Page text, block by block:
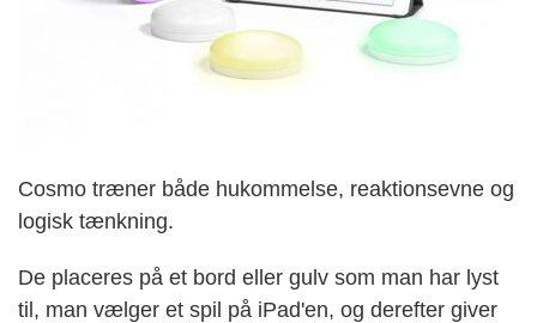
Cosmo træner både hukommelse, reaktionsevne og
logisk tænkning.
De placeres på et bord eller gulv som man har lyst
til, man vælger et spil på iPad'en, og derefter giver